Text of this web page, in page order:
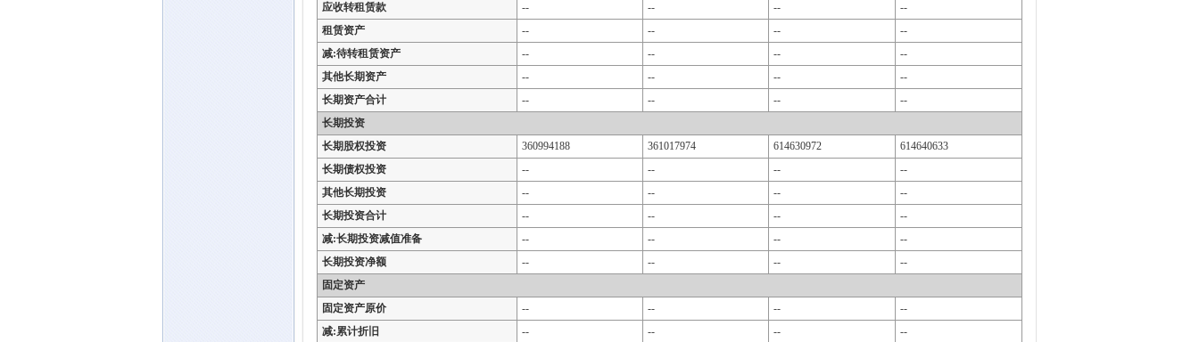
应收转租赁款
-- -- --
--
租赁资产
-- -- --
--
减:待转租赁资产
-- -- --
--
其他长期资产
-- -- --
--
长期资产合计
-- -- --
--
长期投资
长期股权投资
360994188 361017974 614630972
614640633
长期债权投资
-- -- --
--
其他长期投资
-- -- --
--
长期投资合计
-- -- --
--
减:长期投资减值准备
-- -- --
--
长期投资净额
-- -- --
--
固定资产
固定资产原价
-- -- --
--
减:累计折旧
-- -- --
--